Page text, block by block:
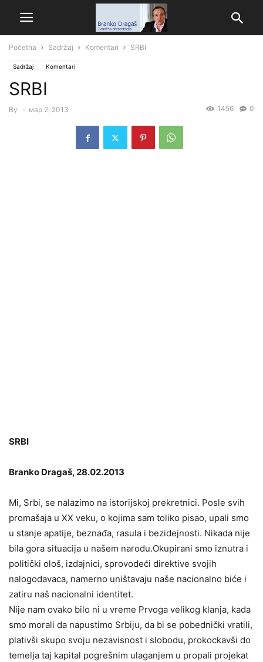
Početna Sadržaj Komentari SRBI
Sadržaj Komentari
SRBI
By - мар 2, 2013 0
1456
SRBI
Branko Dragaš, 28.02.2013
Mi, Srbi, se nalazimo na istorijskoj prekretnici. Posle svih
promašaja u XX veku, o kojima sam toliko pisao, upali smo
u stanje apatije, beznađa, rasula i bezidejnosti. Nikada nije
bila gora situacija u našem narodu.Okupirani smo iznutra i
politički ološ, izdajnici, sprovodeći direktive svojih
nalogodavaca, namerno uništavaju naše nacionalno biće i
zatiru naš nacionalni identitet.
Nije nam ovako bilo ni u vreme Prvoga velikog klanja, kada
smo morali da napustimo Srbiju, da bi se pobednički vratili,
plativši skupo svoju nezavisnost i slobodu, prokockavši do
temelja taj kapital pogrešnim ulaganjem u propali projekat